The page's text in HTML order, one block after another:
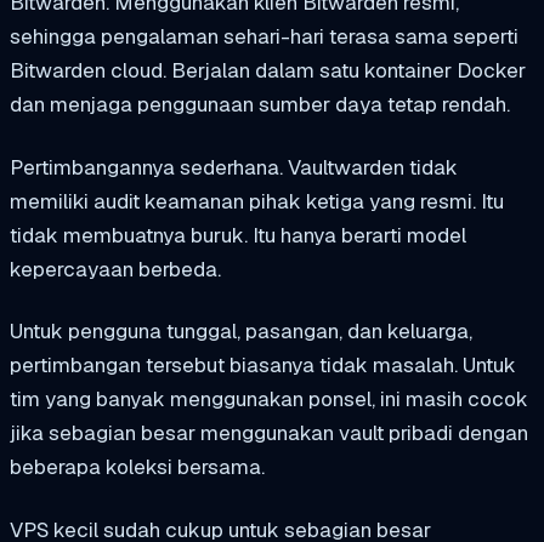
sehingga pengalaman sehari-hari terasa sama seperti
Bitwarden cloud. Berjalan dalam satu kontainer Docker
dan menjaga penggunaan sumber daya tetap rendah.
Pertimbangannya sederhana. Vaultwarden tidak
memiliki audit keamanan pihak ketiga yang resmi. Itu
tidak membuatnya buruk. Itu hanya berarti model
kepercayaan berbeda.
Untuk pengguna tunggal, pasangan, dan keluarga,
pertimbangan tersebut biasanya tidak masalah. Untuk
tim yang banyak menggunakan ponsel, ini masih cocok
jika sebagian besar menggunakan vault pribadi dengan
beberapa koleksi bersama.
VPS kecil sudah cukup untuk sebagian besar